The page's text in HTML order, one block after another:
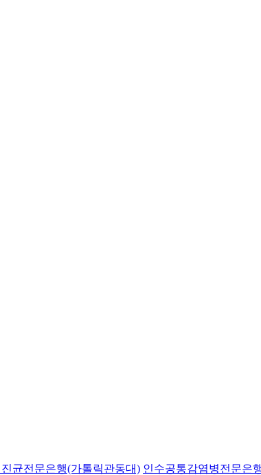
진균전문은행(가톨릭관동대) 인수공통감염병전문은